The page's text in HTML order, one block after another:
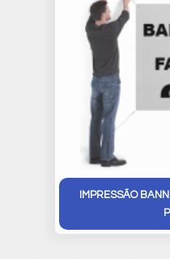
IMPRESSÃO